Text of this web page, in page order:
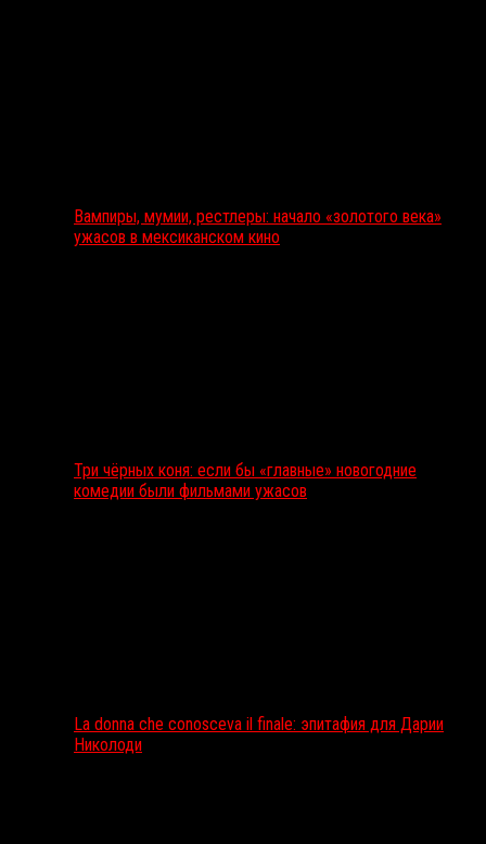
Вампиры, мумии, рестлеры: начало «золотого века»
ужасов в мексиканском кино
Три чёрных коня: если бы «главные» новогодние
комедии были фильмами ужасов
La donna che conosceva il finale: эпитафия для Дарии
Николоди